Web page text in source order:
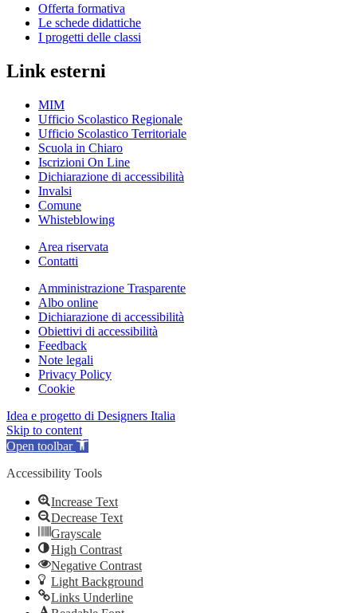
Offerta formativa
Le schede didattiche
I progetti delle classi
Link esterni
MIM
Ufficio Scolastico Regionale
Ufficio Scolastico Territoriale
Scuola in Chiaro
Iscrizioni On Line
Dichiarazione di accessibilità
Invalsi
Comune
Whisteblowing
Area riservata
Contatti
Amministrazione Trasparente
Albo online
Dichiarazione di accessibilità
Obiettivi di accessibilità
Feedback
Note legali
Privacy Policy
Cookie
Idea e progetto di Designers Italia
Skip to content
Open toolbar
Accessibility Tools
Increase Text
Decrease Text
Grayscale
High Contrast
Negative Contrast
Light Background
Links Underline